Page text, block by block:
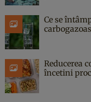
Ce se
Reducerea
încetini